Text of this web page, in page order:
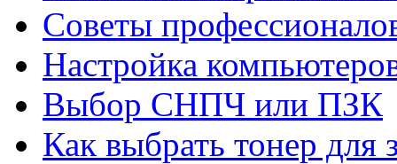
Советы
Настройка
Выбор СНПЧ или ПЗК
Как выбрать тонер для